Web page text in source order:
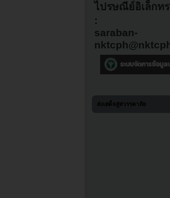
ไปรษณีย์อิเล็กท
:
saraban-
ส่งเสด็จสู่สวรรคาลัย